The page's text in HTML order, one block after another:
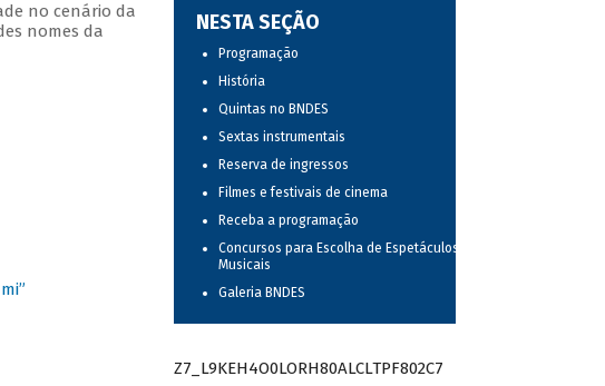
no cenário da
nomes da
NESTA SEÇÃO
Programação
História
Quintas no BNDES
Sextas instrumentais
Reserva de ingressos
Filmes e festivais de cinema
Receba a programação
Concursos para Escolha de Espetáculos
Musicais
Galeria BNDES
Z7_L9KEH4O0LORH80ALCLTPF802C7